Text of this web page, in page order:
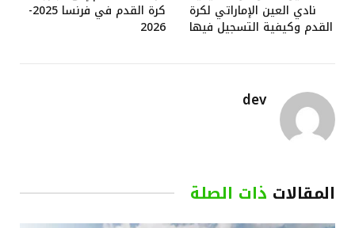
نادي العين الإماراتي لكرة
القدم وكيفية التسجيل فيها
كرة القدم في فرنسا 2025-
2026
dev
المقالات ذات الصلة